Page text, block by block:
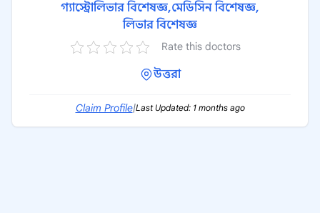
গ্যাস্ট্রোলিভার বিশেষজ্ঞ,মেডিসিন বিশেষজ্ঞ,
লিভার বিশেষজ্ঞ
Rate this doctors
উত্তরা
Claim Profile|Last Updated: 1 months ago